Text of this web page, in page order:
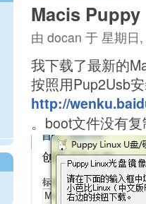
Macis
由 docan 于 星期日
我下载了最新的
按照用Pup2Usb
http://
。boot文件没有